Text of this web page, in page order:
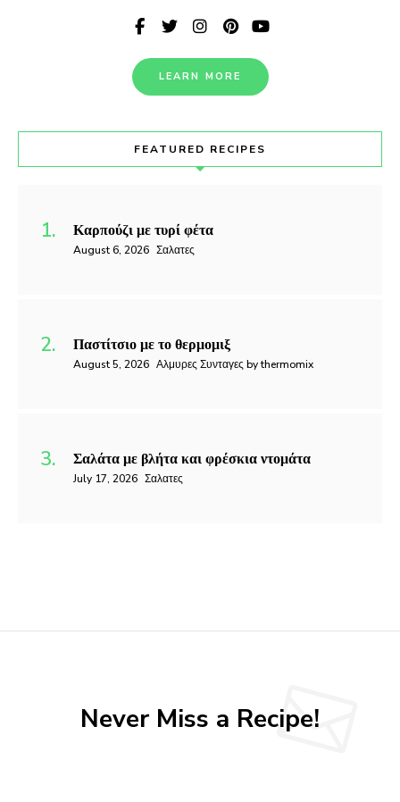
LEARN MORE
FEATURED RECIPES
Καρπούζι με τυρί φέτα
August 6, 2026 Σαλατες
Παστίτσιο με το θερμομιξ
August 5, 2026 Αλμυρες Συνταγες by thermomix
Σαλάτα με βλήτα και φρέσκια ντομάτα
July 17, 2026 Σαλατες
Never Miss a Recipe!